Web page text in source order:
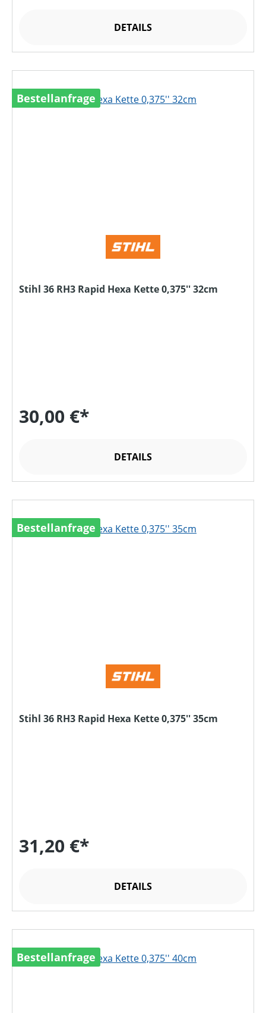
DETAILS
Bestellanfrage
Stihl 36 RH3 Rapid Hexa Kette 0,375'' 32cm
30,00 €*
DETAILS
Bestellanfrage
Stihl 36 RH3 Rapid Hexa Kette 0,375'' 35cm
31,20 €*
DETAILS
Bestellanfrage